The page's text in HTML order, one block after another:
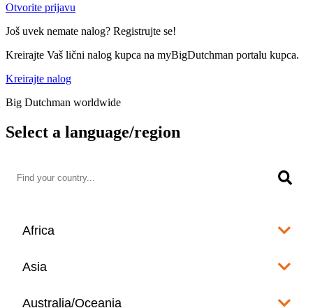
Otvorite prijavu
Još uvek nemate nalog? Registrujte se!
Kreirajte Vaš lični nalog kupca na myBigDutchman portalu kupca.
Kreirajte nalog
Big Dutchman worldwide
Select a language/region
Africa
Angola
Asia
Afghanistan
Australia/Oceania